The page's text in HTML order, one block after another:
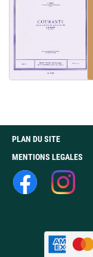
PLAN DU SITE
MENTIONS LEGALES